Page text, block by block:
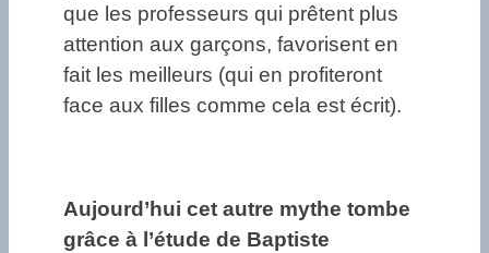
que les professeurs qui prêtent plus
attention aux garçons, favorisent en
fait les meilleurs (qui en profiteront
face aux filles comme cela est écrit).
Aujourd’hui cet autre mythe tombe
grâce à l’étude de Baptiste